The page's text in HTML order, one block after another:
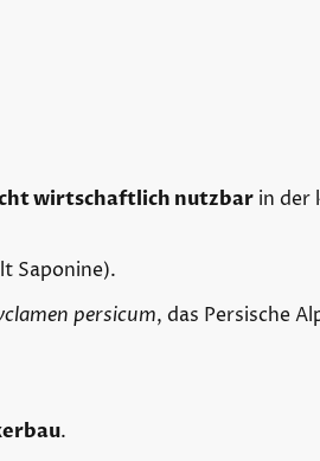
wirtschaftlich nutzbar in der
Saponine).
persicum, das Persische
.